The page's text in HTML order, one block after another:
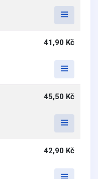
41,90 Kč
45,50 Kč
42,90 Kč